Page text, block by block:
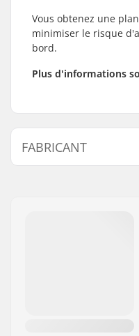
Vous obtenez une
minimiser le risque
bord.
Plus d'informations
FABRICANT